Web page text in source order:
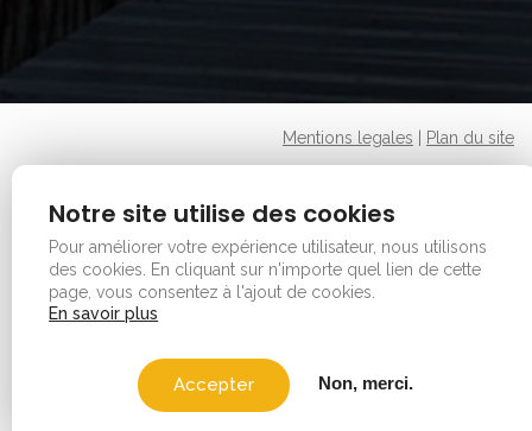
Mentions legales
Plan du site
Notre site utilise des cookies
Pour améliorer votre expérience utilisateur, nous utilisons
des cookies.
En cliquant sur n'importe quel lien de cette
page, vous consentez à l'ajout de cookies.
En savoir plus
Accepter Non, merci.